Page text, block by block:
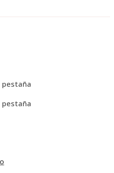
pestaña
pestaña